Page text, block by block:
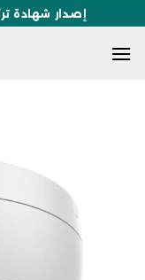
إصدار شهادة